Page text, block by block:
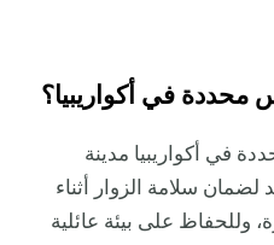
محددة في أكواريبيا؟
في أكواريبيا مدينة
سلامة الزوار أثناء
وللحفاظ على بيئة عائلية